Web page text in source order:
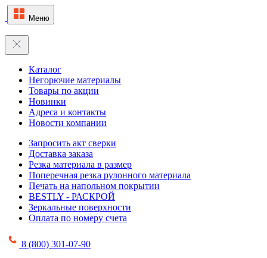
Меню
Каталог
Негорючие материалы
Товары по акции
Новинки
Адреса и контакты
Новости компании
Запросить акт сверки
Доставка заказа
Резка материала в размер
Поперечная резка рулонного материала
Печать на напольном покрытии
BESTLY - РАСКРОЙ
Зеркальные поверхности
Оплата по номеру счета
8 (800) 301-07-90